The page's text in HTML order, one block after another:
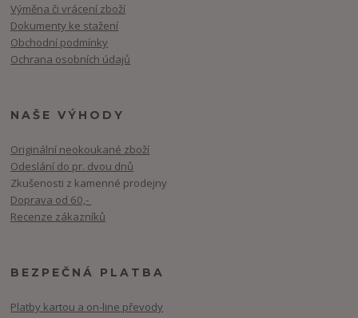
Výměna či vrácení zboží
Dokumenty ke stažení
Obchodní podmínky
Ochrana osobních údajů
NAŠE VÝHODY
Originální neokoukané zboží
Odeslání do pr. dvou dnů
Zkušenosti z kamenné prodejny
Doprava od 60,-
Recenze zákazníků
BEZPEČNÁ PLATBA
Platby kartou a on-line převody